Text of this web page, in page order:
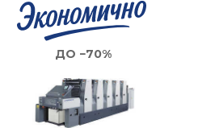
ДО −70%